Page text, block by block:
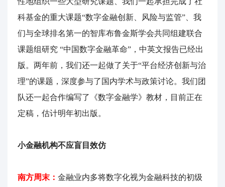
科基金的重大课题“数字金融创新、风险与监管”、我
们与全球排名第一的智库布鲁金斯学会共同组建联合
课题组研究 “中国数字金融革命”，中英文报告已经出
版。两年前，我们还一起做了关于“平台经济创新与治
理”的课题，深度参与了国内学术与政策讨论。我们团
队还一起合作编写了《数字金融学》教材，目前正在
定稿，估计明年初出版。
小金融机构不应盲目效仿
南方周末： 金融业内多将数字化视为金融科技的初级